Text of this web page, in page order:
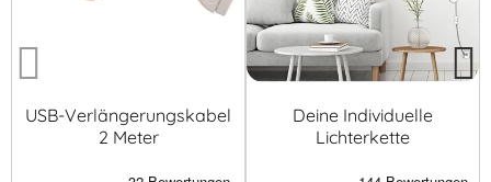
USB-Verlängerungskabel
2 Meter
Deine Individuelle
Lichterkette